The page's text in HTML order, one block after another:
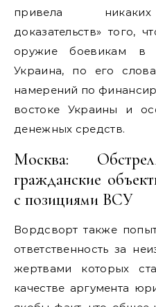
привела
доказательств» того,
оружие боевикам в
Украина, по его
намерений по
востоке Украины и
денежных средств.
Москва:
гражданские
с позициями ВСУ
Вордсворт также
ответственность за
жертвами которых
качестве аргумента